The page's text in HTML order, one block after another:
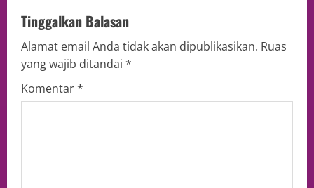
Tinggalkan Balasan
Alamat email Anda tidak akan dipublikasikan. Ruas
yang wajib ditandai *
Komentar*